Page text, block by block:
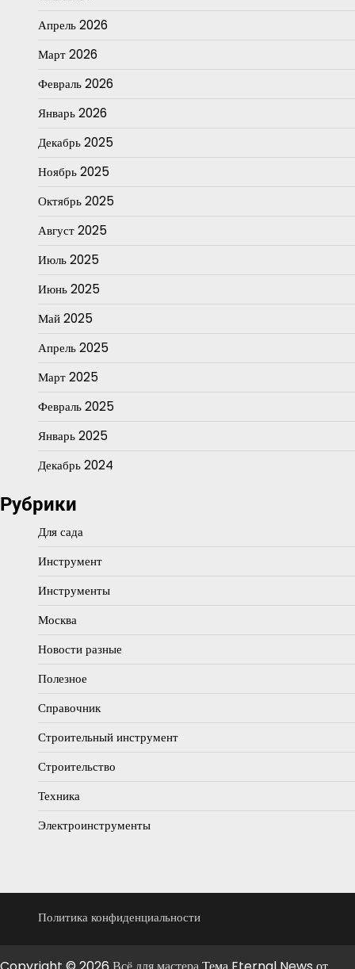
Апрель 2026
Март 2026
Февраль 2026
Январь 2026
Декабрь 2025
Ноябрь 2025
Октябрь 2025
Август 2025
Июль 2025
Июнь 2025
Май 2025
Апрель 2025
Март 2025
Февраль 2025
Январь 2025
Декабрь 2024
Рубрики
Для сада
Инструмент
Инструменты
Москва
Новости разные
Полезное
Справочник
Строительный инструмент
Строительство
Техника
Электроинструменты
Политика конфиденциальности